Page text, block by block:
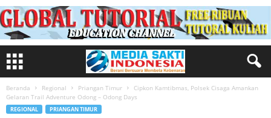
Beranda Regional Priangan Timur
Cipkon Kamtibmas, Polsek Cisaga Amankan
Gelaran Trail Adventure Odong – Odong Days
REGIONAL PRIANGAN TIMUR